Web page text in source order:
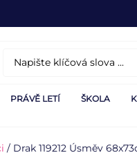
PRÁVĚ LETÍ ŠKOLA
/ Drak 119212 Úsměv